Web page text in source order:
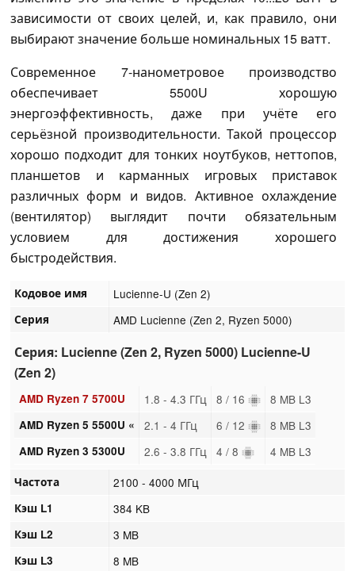
зависимости от своих целей, и, как правило, они
выбирают значение больше номинальных 15 ватт.
Современное 7-нанометровое производство
обеспечивает 5500U хорошую
энергоэффективность, даже при учёте его
серьёзной производительности. Такой процессор
хорошо подходит для тонких ноутбуков, неттопов,
планшетов и карманных игровых приставок
различных форм и видов. Активное охлаждение
(вентилятор) выглядит почти обязательным
условием для достижения хорошего
быстродействия.
Кодовое имя Lucienne-U (Zen 2)
Серия AMD Lucienne (Zen 2, Ryzen 5000)
Серия: Lucienne (Zen 2, Ryzen 5000) Lucienne-U
(Zen 2)
AMD Ryzen 7 5700U 1.8 - 4.3 ГГц 8 / 16 8 MB L3
AMD Ryzen 5 5500U « 2.1 - 4 ГГц 6 / 12 8 MB L3
AMD Ryzen 3 5300U 2.6 - 3.8 ГГц 4 / 8 4 MB L3
Частота 2100 - 4000 МГц
Кэш L1 384 KB
Кэш L2 3 MB
Кэш L3 8 MB